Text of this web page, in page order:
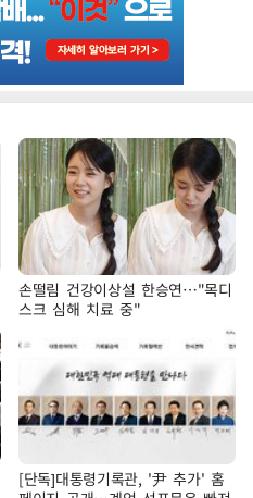
손떨림 건강이상설 한승연…"목디
스크 심해 치료 중"
[단독]대통령기록관, '尹 추가' 홈